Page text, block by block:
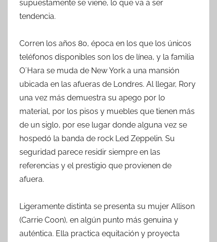
supuestamente se viene, lo que va a ser
tendencia.
Corren los años 80, época en los que los únicos
teléfonos disponibles son los de línea, y la familia
O´Hara se muda de New York a una mansión
ubicada en las afueras de Londres. Al llegar, Rory
una vez más demuestra su apego por lo
material, por los pisos y muebles que tienen más
de un siglo, por ese lugar donde alguna vez se
hospedó la banda de rock Led Zeppelin. Su
seguridad parece residir siempre en las
referencias y el prestigio que provienen de
afuera.
Ligeramente distinta se presenta su mujer Allison
(Carrie Coon), en algún punto más genuina y
auténtica. Ella practica equitación y proyecta